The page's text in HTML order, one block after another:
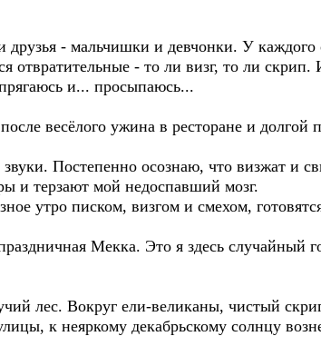
- мальчишки и девчонки. У
отвратительные - то ли визг, то ли
и... просыпаюсь...
весёлого ужина в ресторане и
Постепенно осознаю, что визжат и
и терзают мой недоспавший мозг.
утро писком, визгом и смехом,
Мекка. Это я здесь случайный
лес. Вокруг ели-великаны, чистый
к неяркому декабрьскому солнцу